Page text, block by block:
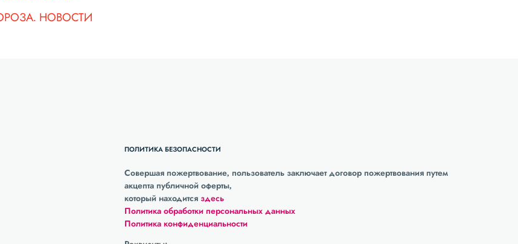
НОВОСТИ
ПОЛИТИКА БЕЗОПАСНОСТИ
Совершая пожертвование, пользователь заключает договор пожертвования путем
акцепта публичной оферты,
который находится здесь
Политика обработки персональных данных
Политика конфиденциальности